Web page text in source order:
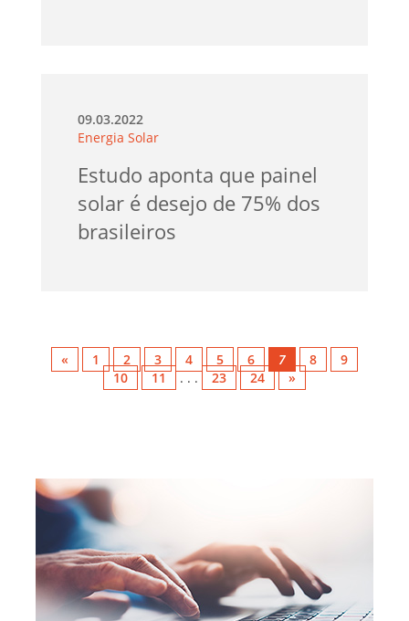
09.03.2022
Energia Solar
Estudo aponta que painel
solar é desejo de 75% dos
brasileiros
« 1 2 3 4 5 6 7 8
9
10
11 . . . 23 24 »